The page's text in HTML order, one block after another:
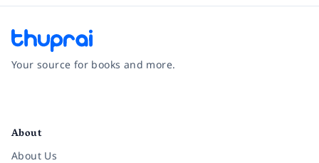
Your source for books and more.
About
About Us